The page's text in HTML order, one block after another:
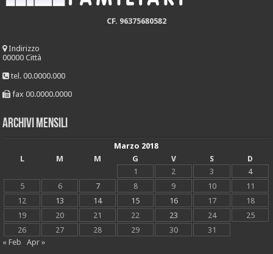
CF. 96375680582
Indirizzo
00000 Città
tel. 00.0000.000
fax 00.0000.0000
Archivi mensili
Marzo 2018
L
M M G V S
D
1
2 3
4
5
6 7 8 9 10
11
12
13 14 15 16 17
18
19
20 21 22 23 24
25
26
27 28 29 30
31
« Feb
Apr »